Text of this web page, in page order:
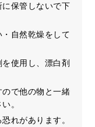
保管しないで下
自然乾燥をして
使用し、漂白剤
で他の物と一緒
。
れがあります。